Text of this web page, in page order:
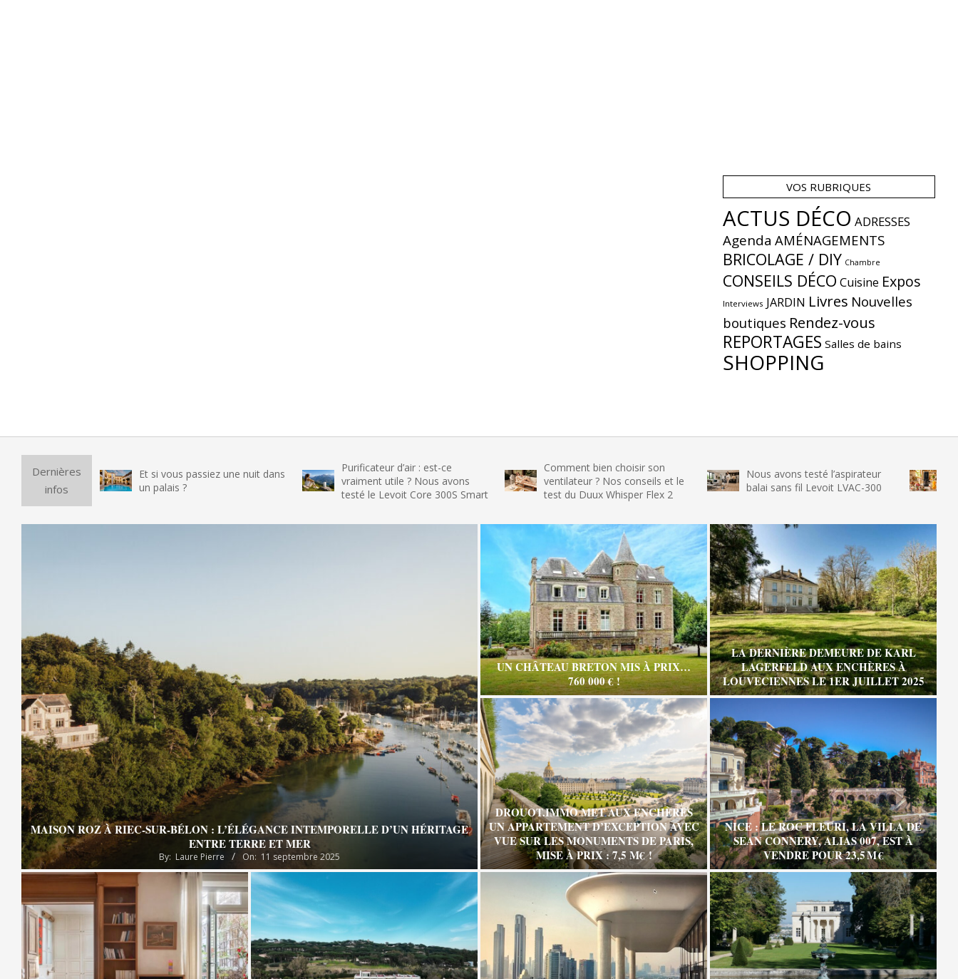
VOS RUBRIQUES
ACTUS DÉCO ADRESSES
Agenda AMÉNAGEMENTS
BRICOLAGE / DIY Chambre
CONSEILS DÉCO Cuisine Expos
Interviews JARDIN Livres Nouvelles
boutiques Rendez-vous
REPORTAGES Salles de bains
SHOPPING
Dernières
infos
Et si vous passiez une nuit dans
un palais ?
Purificateur d’air : est-ce
vraiment utile ? Nous avons
testé le Levoit Core 300S Smart
Comment bien choisir son
ventilateur ? Nos conseils et le
test du Duux Whisper Flex 2
Nous avons testé l’aspirateur
balai sans fil Levoit LVAC-300
Nous
glace
MAISON ROZ À RIEC-SUR-BÉLON : L’ÉLÉGANCE INTEMPORELLE D’UN HÉRITAGE
ENTRE TERRE ET MER
By: Laure Pierre On: 11 septembre 2025
UN CHÂTEAU BRETON MIS À PRIX…
760 000 € !
LA DERNIÈRE DEMEURE DE KARL
LAGERFELD AUX ENCHÈRES À
LOUVECIENNES LE 1ER JUILLET 2025
DROUOT.IMMO MET AUX ENCHÈRES
UN APPARTEMENT D’EXCEPTION AVEC
VUE SUR LES MONUMENTS DE PARIS,
MISE À PRIX : 7,5 M€ !
NICE : LE ROC FLEURI, LA VILLA DE
SEAN CONNERY, ALIAS 007, EST À
VENDRE POUR 23,5 M €